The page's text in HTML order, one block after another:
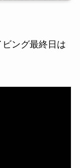
ング最終日は